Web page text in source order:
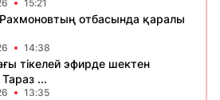
15:21
отбасында қаралы
14:38
тікелей эфирде шектен
...
13:35